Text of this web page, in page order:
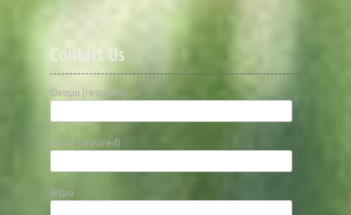
Contact Us
Όνομα (required)
Email (required)
Θέμα